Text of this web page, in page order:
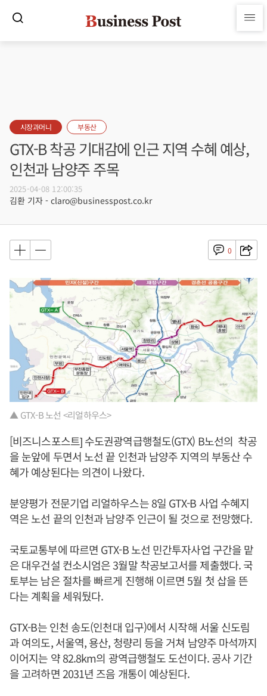
시장과머니 부동산
GTX-B 착공 기대감에 인근 지역 수혜 예상,
인천과 남양주 주목
2025-04-08 12:00:35
김환 기자 - claro@businesspost.co.kr
0
▲ GTX-B 노선 <리얼하우스>
[비즈니스포스트] 수도권광역급행철도(GTX) B노선의 착공
을 눈앞에 두면서 노선 끝 인천과 남양주 지역의 부동산 수
혜가 예상된다는 의견이 나왔다.
분양평가 전문기업 리얼하우스는 8일 GTX-B 사업 수혜지
역은 노선 끝의 인천과 남양주 인근이 될 것으로 전망했다.
국토교통부에 따르면 GTX-B 노선 민간투자사업 구간을 맡
은 대우건설 컨소시엄은 3월말 착공보고서를 제출했다. 국
토부는 남은 절차를 빠르게 진행해 이르면 5월 첫 삽을 뜬
다는 계획을 세워뒀다.
GTX-B는 인천 송도(인천대 입구)에서 시작해 서울 신도림
과 여의도, 서울역, 용산, 청량리 등을 거쳐 남양주 마석까지
이어지는 약 82.8km의 광역급행철도 도선이다. 공사 기간
을 고려하면 2031년 즈음 개통이 예상된다.